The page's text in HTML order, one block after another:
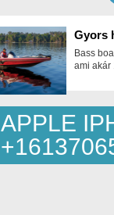
Gyors
Bass
ami akár
APPLE